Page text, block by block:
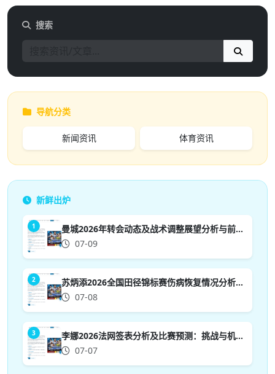
搜索
导航分类
新闻资讯 体育资讯
新鲜出炉
1
曼城2026年转会动态及战术调整展望分析与前景预测
07-09
2
苏炳添2026全国田径锦标赛伤病恢复情况分析与前景展望
07-08
3
李娜2026法网签表分析及比赛预测：挑战与机遇并存的前景展望
07-07